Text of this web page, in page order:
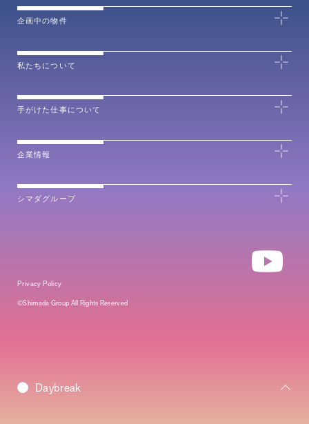
Morning
Daybreak
企画中の物件
私たちについて
手がけた仕事について
企業情報
シマダグループ
Privacy Policy
©Shimada Group All Rights Reserved